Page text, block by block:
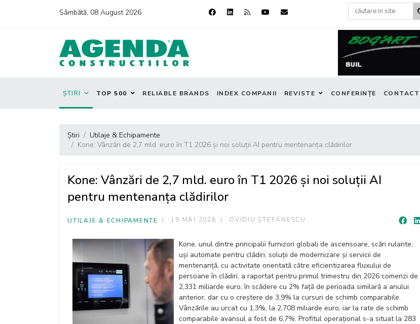
Sâmbătă, 08 August 2026
ȘTIRI TOP 500 RELIABLE BRANDS INDEX COMPANII REVISTE CONFERINȚE CONTACT
Știri
Utilaje & Echipamente
Kone: Vânzări de 2,7 mld. euro în T1 2026 și noi soluții AI pentru mentenanța clădirilor
Kone: Vânzări de 2,7 mld. euro în T1 2026 și noi soluții AI
pentru mentenanța clădirilor
UTILAJE & ECHIPAMENTE 19 MAI 2026 OVIDIU ȘTEFĂNESCU
Kone, unul dintre principalii furnizori globali de ascensoare, scări rulante,
uși automate pentru clădiri, soluții de modernizare și servicii de
mentenanță, cu activitate orientată către eficientizarea fluxului de
persoane în clădiri, a raportat pentru primul trimestru din 2026 comenzi de
2,331 miliarde euro, în scădere cu 2% față de perioada similară a anului
anterior, dar cu o creștere de 3,9% la cursuri de schimb comparabile.
Vânzările au urcat cu 1,3%, la 2,708 miliarde euro, iar la rate de schimb
comparabile avansul a fost de 6,7%. Profitul operațional s-a situat la 283